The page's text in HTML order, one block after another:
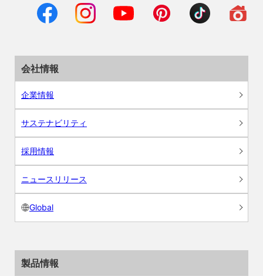
会社情報
企業情報
サステナビリティ
採用情報
ニュースリリース
Global
製品情報